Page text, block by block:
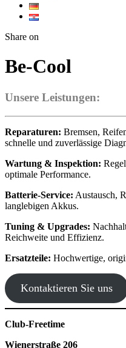
Share on
Be-Cool
Unsere Leistungen:
Reparaturen: Bremsen,
schnelle und zuverlässige
Wartung & Inspektion:
optimale Performance.
Batterie-Service: Austausch,
langlebigen Akkus.
Tuning & Upgrades:
Reichweite und Effizienz.
Ersatzteile: Hochwertige,
Kontaktieren Sie uns
Club-Freetime
Wienerstraße 206